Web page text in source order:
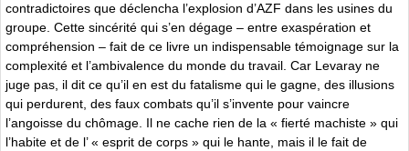
contradictoires que déclencha l’explosion d’AZF dans les usines du
groupe. Cette sincérité qui s’en dégage – entre exaspération et
compréhension – fait de ce livre un indispensable témoignage sur la
complexité et l’ambivalence du monde du travail. Car Levaray ne
juge pas, il dit ce qu’il en est du fatalisme qui le gagne, des illusions
qui perdurent, des faux combats qu’il s’invente pour vaincre
l’angoisse du chômage. Il ne cache rien de la « fierté machiste » qui
l’habite et de l’ « esprit de corps » qui le hante, mais il le fait de